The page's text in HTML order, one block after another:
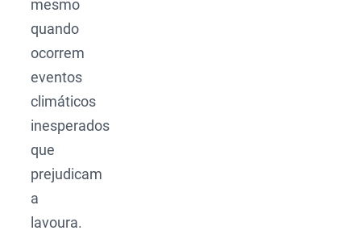
mesmo
quando
ocorrem
eventos
climáticos
inesperados
que
prejudicam
a
lavoura.